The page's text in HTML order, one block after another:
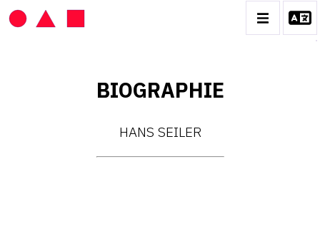
HANS SEILER
BIOGRAPHIE
BIOGRAPHIE
HANS SEILER